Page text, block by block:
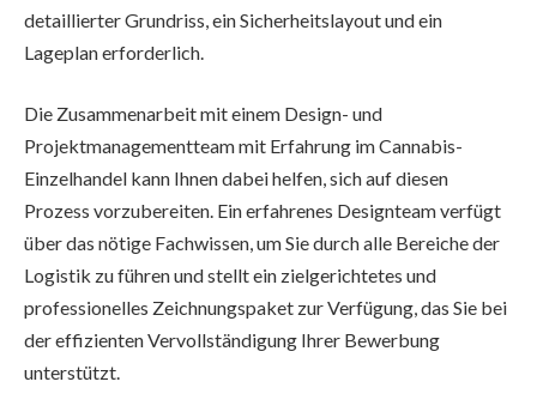
detaillierter Grundriss, ein Sicherheitslayout und ein
Lageplan erforderlich.
Die Zusammenarbeit mit einem Design- und
Projektmanagementteam mit Erfahrung im Cannabis-
Einzelhandel kann Ihnen dabei helfen, sich auf diesen
Prozess vorzubereiten. Ein erfahrenes Designteam verfügt
über das nötige Fachwissen, um Sie durch alle Bereiche der
Logistik zu führen und stellt ein zielgerichtetes und
professionelles Zeichnungspaket zur Verfügung, das Sie bei
der effizienten Vervollständigung Ihrer Bewerbung
unterstützt.